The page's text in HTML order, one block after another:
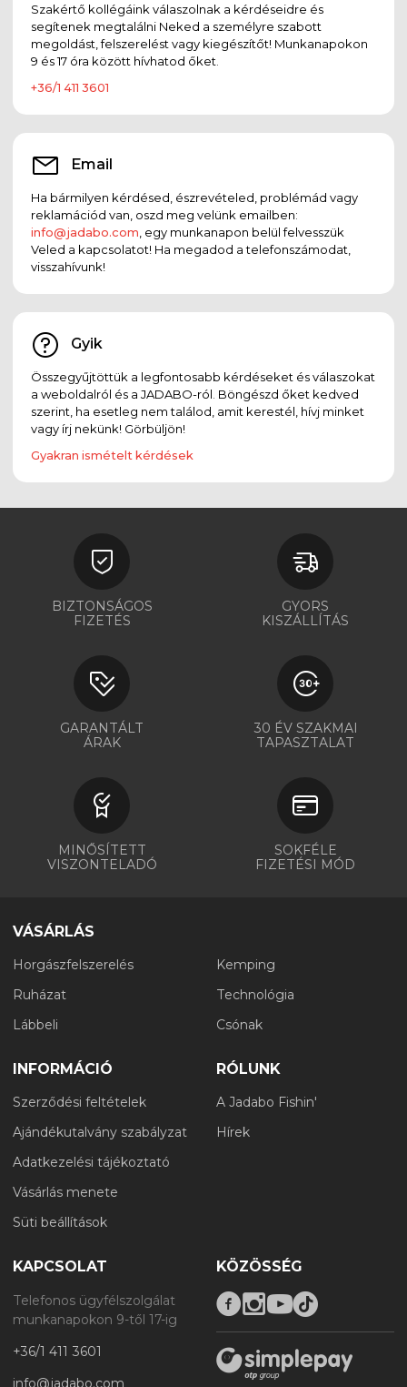
Szakértő kollégáink válaszolnak a kérdéseidre és
segítenek megtalálni Neked a személyre szabott
megoldást, felszerelést vagy kiegészítőt! Munkanapokon
9 és 17 óra között hívhatod őket.
+36/1 411 3601
Email
Ha bármilyen kérdésed, észrevételed, problémád vagy
reklamációd van, oszd meg velünk emailben:
info@jadabo.com , egy munkanapon belül felvesszük
Veled a kapcsolatot! Ha megadod a telefonszámodat,
visszahívunk!
Gyik
Összegyűjtöttük a legfontosabb kérdéseket és válaszokat
a weboldalról és a JADABO-ról. Böngészd őket kedved
szerint, ha esetleg nem találod, amit kerestél, hívj minket
vagy írj nekünk! Görbüljön!
Gyakran ismételt kérdések
BIZTONSÁGOS
FIZETÉS
GYORS
KISZÁLLÍTÁS
GARANTÁLT
ÁRAK
30 ÉV SZAKMAI
TAPASZTALAT
MINŐSÍTETT
VISZONTELADÓ
SOKFÉLE
FIZETÉSI MÓD
VÁSÁRLÁS
Horgászfelszerelés
Ruházat
Lábbeli
Kemping
Technológia
Csónak
INFORMÁCIÓ
Szerződési feltételek
Ajándékutalvány szabályzat
Adatkezelési tájékoztató
Vásárlás menete
Süti beállítások
RÓLUNK
A Jadabo Fishin'
Hírek
KAPCSOLAT
Telefonos ügyfélszolgálat
munkanapokon 9-től 17-ig
+36/1 411 3601
info@jadabo.com
KÖZÖSSÉG